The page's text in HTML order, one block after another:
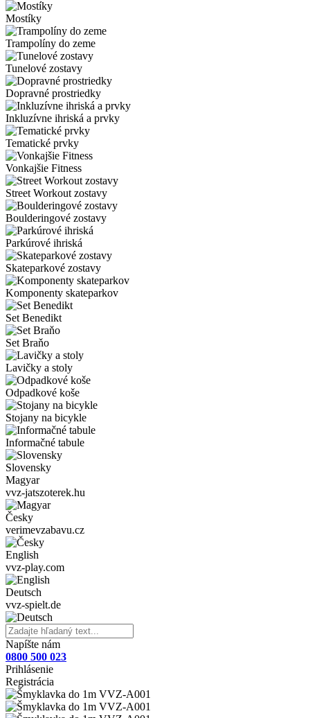
Mostíky
Trampolíny do zeme
Tunelové zostavy
Dopravné prostriedky
Inkluzívne ihriská a prvky
Tematické prvky
Vonkajšie Fitness
Street Workout zostavy
Boulderingové zostavy
Parkúrové ihriská
Skateparkové zostavy
Komponenty skateparkov
Set Benedikt
Set Braňo
Lavičky a stoly
Odpadkové koše
Stojany na bicykle
Informačné tabule
Slovensky
Magyar
vvz-jatszoterek.hu
Česky
verimevzabavu.cz
English
vvz-play.com
Deutsch
vvz-spielt.de
Napíšte nám
0800 500 023
Prihlásenie
Registrácia